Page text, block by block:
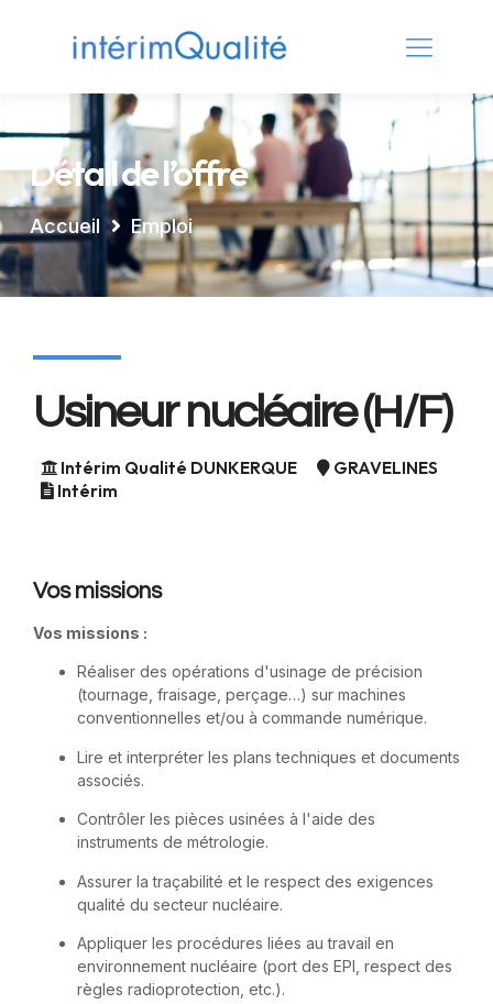
Détail de l’offre
Accueil Emploi
Usineur nucléaire (H/F)
Intérim Qualité DUNKERQUE
GRAVELINES
Intérim
Vos missions
Vos missions :
Réaliser des opérations d'usinage de précision
(tournage, fraisage, perçage…) sur machines
conventionnelles et/ou à commande numérique.
Lire et interpréter les plans techniques et documents
associés.
Contrôler les pièces usinées à l'aide des
instruments de métrologie.
Assurer la traçabilité et le respect des exigences
qualité du secteur nucléaire.
Appliquer les procédures liées au travail en
environnement nucléaire (port des EPI, respect des
règles radioprotection, etc.).